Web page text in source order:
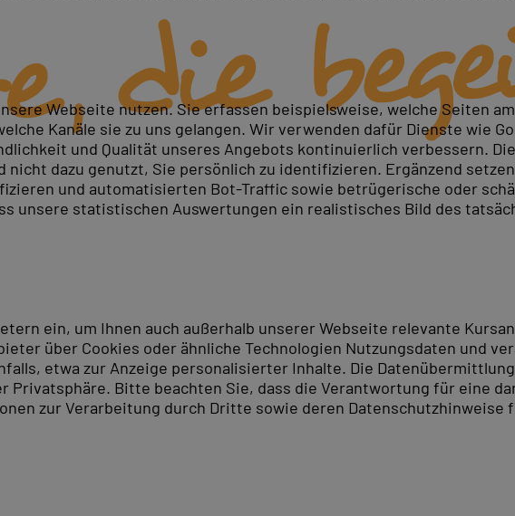
Mitarbeiter PC-COLLEGE Seminare und Weiterbildungen
Qualität und Praxisorientierung unserer Schulungen.
für Weiterbildung 2026.
Webseite nutzen. Sie erfassen beispielsweise, welche Seiten
Kanäle sie zu uns gelangen. Wir verwenden dafür Dienste wie
und Qualität unseres Angebots kontinuierlich verbessern.
dazu genutzt, Sie persönlich zu identifizieren. Ergänzend
und automatisierten Bot-Traffic sowie betrügerische oder
unsere statistischen Auswertungen ein realistisches Bild des
ein, um Ihnen auch außerhalb unserer Webseite relevante
über Cookies oder ähnliche Technologien Nutzungsdaten und
etwa zur Anzeige personalisierter Inhalte. Die
Privatsphäre. Bitte beachten Sie, dass die Verantwortung für eine
zur Verarbeitung durch Dritte sowie deren Datenschutzhinweise